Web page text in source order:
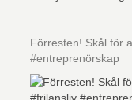
Förresten! Skål för
#entreprenörskap